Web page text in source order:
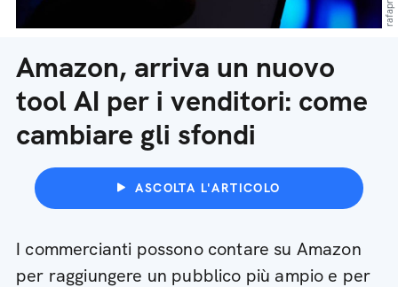
Amazon, arriva un nuovo
tool AI per i venditori: come
cambiare gli sfondi
ASCOLTA L'ARTICOLO
I commercianti possono contare su Amazon
per raggiungere un pubblico più ampio e per